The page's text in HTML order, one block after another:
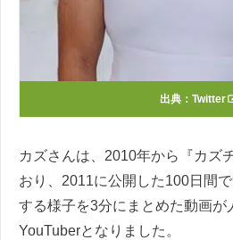
出典： Twitter
カズさんは、2010年から『カズ
おり、2011に公開した100日間
する様子を3分にまとめた動画が
YouTuberとなりました。